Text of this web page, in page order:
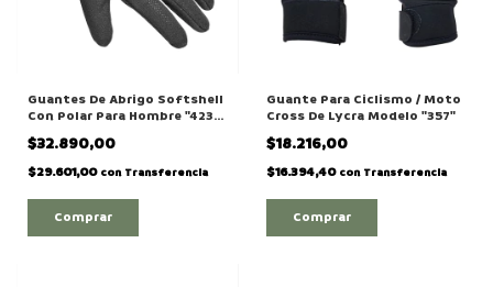
Guantes De Abrigo Softshell
Con Polar Para Hombre "4230
"
$32.890,00
$29.601,00 con Transferencia
Comprar
Guante Para Ciclismo / Moto
Cross De Lycra Modelo "357"
$18.216,00
$16.394,40 con Transferencia
Comprar